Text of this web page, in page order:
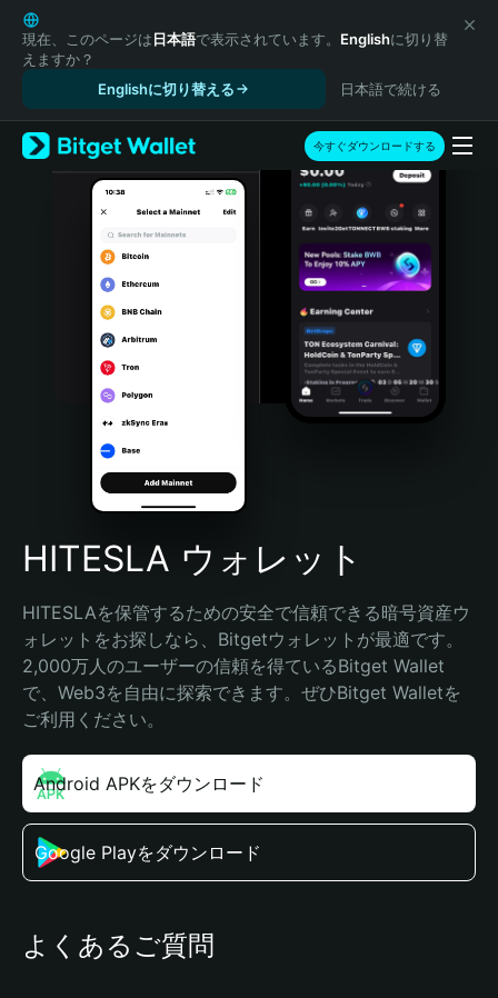
English
日本語
Tiếng Việt
Español (Latinoamérica)
Türkçe
Italiano
Português (Portugal)
Bahasa Indonesia
Português (Brasil)
Español (Argentina)
現在、このページは日本語で表示されています。 Englishに切り替
えますか？
Englishに切り替える
日本語で続ける
今すぐダウンロードする
HITESLA ウォレット
HITESLAを保管するための安全で信頼できる暗号資産ウ
ォレットをお探しなら、Bitgetウォレットが最適です。
2,000万人のユーザーの信頼を得ているBitget Wallet
で、Web3を自由に探索できます。ぜひBitget Walletを
ご利用ください。
Android APKをダウンロード
Google Playをダウンロード
よくあるご質問